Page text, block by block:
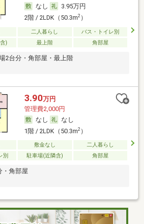
なし
3.95万円
2階 / 2LDK（50.3m2）
二人暮らし
バス・トイレ別
)
最上階 角部屋
2台分・角部屋・最上階
3.90万円
管理費2,000円
なし
なし
1階 / 2LDK（50.3m2）
敷金なし
二人暮らし
別
駐車場(近隣含) 角部屋
・角部屋